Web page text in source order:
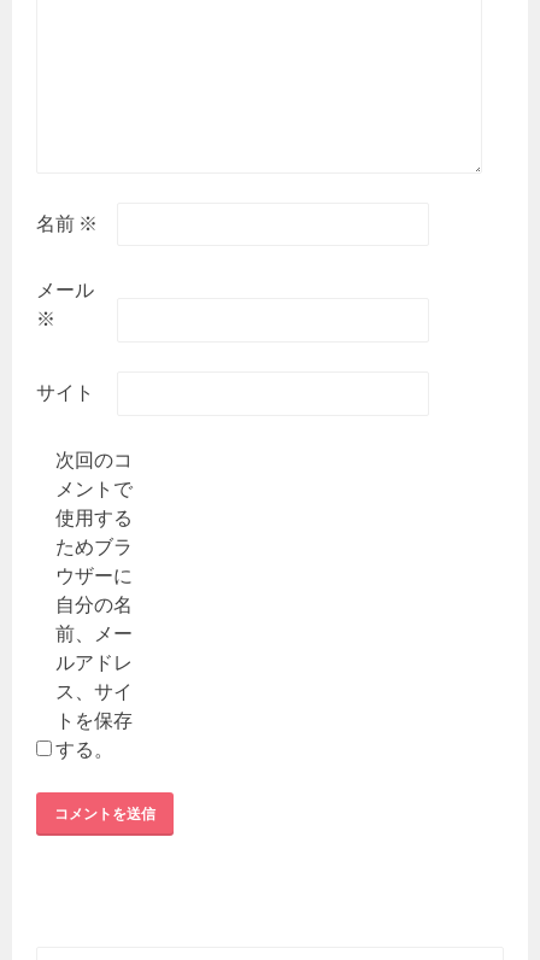
名前 ※
メール
※
サイト
次回のコ
メントで
使用する
ためブラ
ウザーに
自分の名
前、メー
ルアドレ
ス、サイ
トを保存
する。